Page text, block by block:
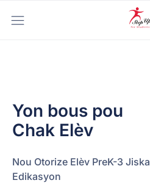
Yon bous pou
Chak Elèv
Nou Otorize Elèv PreK-3 Jiska
Edikasyon